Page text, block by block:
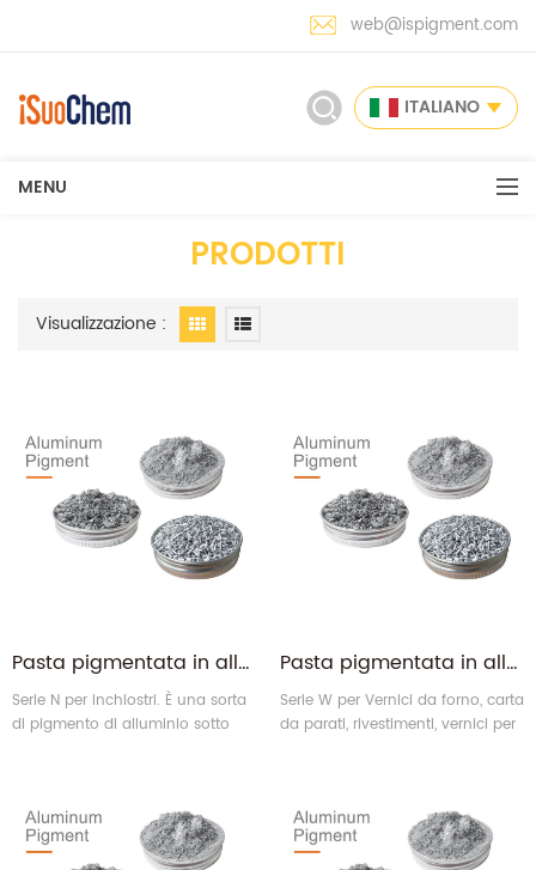
web@ispigment.com
ITALIANO
MENU
PRODOTTI
Visualizzazione :
Pasta pigmentata in alluminio pellettizzato con cornflake con lingotto d'argento serie N per inchiostri
Serie N per inchiostri. È una sorta
di pigmento di alluminio sotto
Pasta pigmentata in alluminio a base acqua serie W per vernice
Serie W per Vernici da forno, carta
da parati, rivestimenti, vernici per